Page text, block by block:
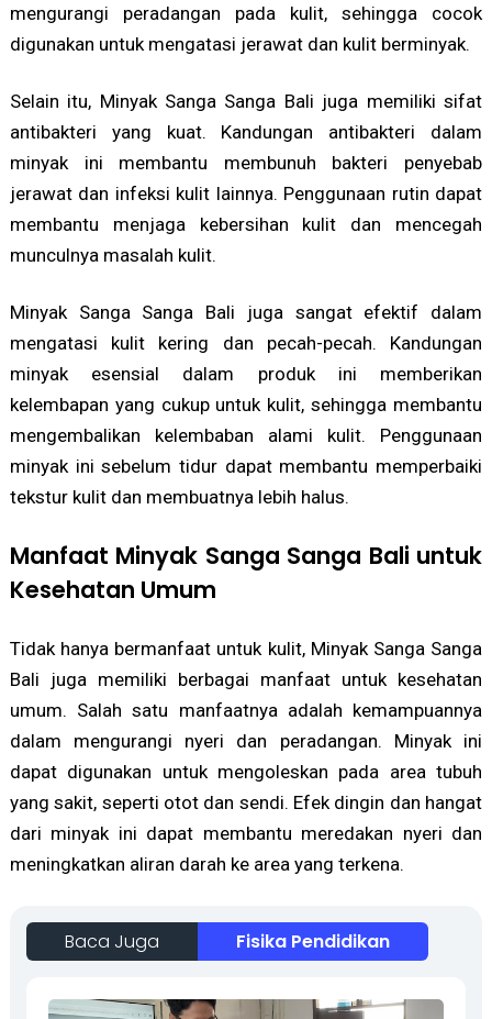
mengurangi peradangan pada kulit, sehingga cocok
digunakan untuk mengatasi jerawat dan kulit berminyak.
Selain itu, Minyak Sanga Sanga Bali juga memiliki sifat
antibakteri yang kuat. Kandungan antibakteri dalam
minyak ini membantu membunuh bakteri penyebab
jerawat dan infeksi kulit lainnya. Penggunaan rutin dapat
membantu menjaga kebersihan kulit dan mencegah
munculnya masalah kulit.
Minyak Sanga Sanga Bali juga sangat efektif dalam
mengatasi kulit kering dan pecah-pecah. Kandungan
minyak esensial dalam produk ini memberikan
kelembapan yang cukup untuk kulit, sehingga membantu
mengembalikan kelembaban alami kulit. Penggunaan
minyak ini sebelum tidur dapat membantu memperbaiki
tekstur kulit dan membuatnya lebih halus.
Manfaat Minyak Sanga Sanga Bali untuk
Kesehatan Umum
Tidak hanya bermanfaat untuk kulit, Minyak Sanga Sanga
Bali juga memiliki berbagai manfaat untuk kesehatan
umum. Salah satu manfaatnya adalah kemampuannya
dalam mengurangi nyeri dan peradangan. Minyak ini
dapat digunakan untuk mengoleskan pada area tubuh
yang sakit, seperti otot dan sendi. Efek dingin dan hangat
dari minyak ini dapat membantu meredakan nyeri dan
meningkatkan aliran darah ke area yang terkena.
Baca Juga Fisika Pendidikan